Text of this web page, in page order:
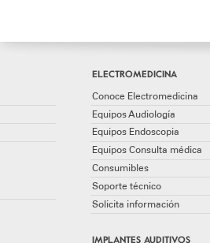
ELECTROMEDICINA
Conoce Electromedicina
Equipos Audiología
Equipos Endoscopia
Equipos Consulta médica
Consumibles
Soporte técnico
Solicita información
IMPLANTES AUDITIVOS